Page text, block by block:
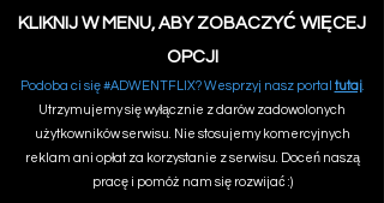
KLIKNIJ W MENU, ABY ZOBACZYĆ WIĘCEJ
OPCJI
Podoba ci się #ADWENTFLIX? Wesprzyj nasz portal tutaj.
Utrzymujemy się wyłącznie z darów zadowolonych
użytkowników serwisu. Nie stosujemy komercyjnych
reklam ani opłat za korzystanie z serwisu. Doceń naszą
pracę i pomóż nam się rozwijać :)